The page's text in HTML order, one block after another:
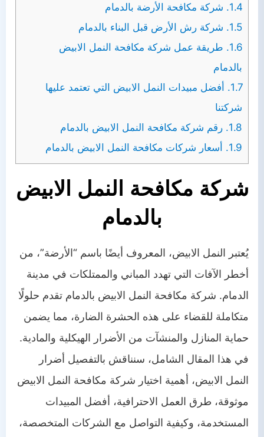
1.4. شركة مكافحة الأرضة بالدمام
1.5. شركة رش الأرض قبل البناء بالدمام
1.6. طريقة عمل شركة مكافحة النمل الابيض
بالدمام
1.7. أفضل مبيدات النمل الابيض التي تعتمد عليها
شركتنا
1.8. رقم شركة مكافحة النمل الابيض بالدمام
1.9. أسعار شركات مكافحة النمل الابيض بالدمام
شركة مكافحة النمل الابيض
بالدمام
يُعتبر النمل الابيض، المعروف أيضًا باسم “الأرضة”، من
أخطر الآفات التي تهدد المباني والممتلكات في مدينة
الدمام. شركة مكافحة النمل الابيض بالدمام تقدم حلولًا
متكاملة للقضاء على هذه الحشرة الضارة، مما يضمن
حماية المنازل والمنشآت من الأضرار الهيكلية والمادية.
في هذا المقال الشامل، سنناقش بالتفصيل أضرار
النمل الابيض، أهمية اختيار شركة مكافحة النمل الابيض
موثوقة، طرق العمل الاحترافية، أفضل المبيدات
المستخدمة، وكيفية التواصل مع الشركات المتخصصة،